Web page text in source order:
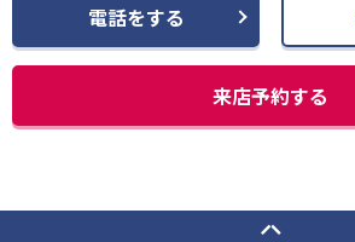
電話をする
来店予約する